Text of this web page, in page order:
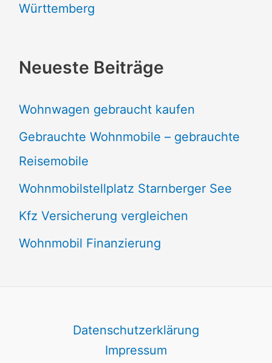
Württemberg
Neueste Beiträge
Wohnwagen gebraucht kaufen
Gebrauchte Wohnmobile – gebrauchte
Reisemobile
Wohnmobilstellplatz Starnberger See
Kfz Versicherung vergleichen
Wohnmobil Finanzierung
Datenschutzerklärung
Impressum